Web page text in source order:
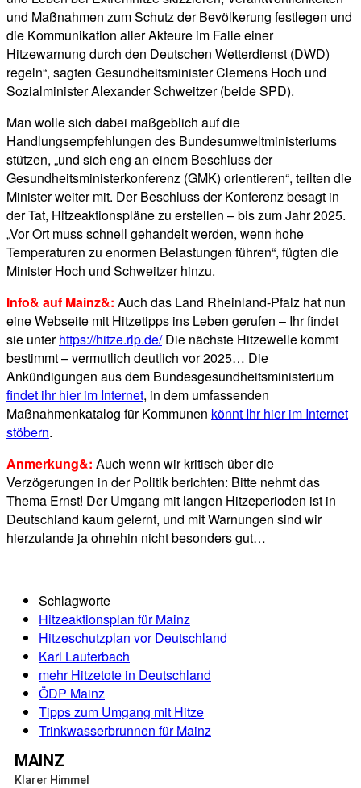
und Maßnahmen zum Schutz der Bevölkerung festlegen und
die Kommunikation aller Akteure im Falle einer
Hitzewarnung durch den Deutschen Wetterdienst (DWD)
regeln“, sagten Gesundheitsminister Clemens Hoch und
Sozialminister Alexander Schweitzer (beide SPD).
Man wolle sich dabei maßgeblich auf die
Handlungsempfehlungen des Bundesumweltministeriums
stützen, „und sich eng an einem Beschluss der
Gesundheitsministerkonferenz (GMK) orientieren“, teilten die
Minister weiter mit. Der Beschluss der Konferenz besagt in
der Tat, Hitzeaktionspläne zu erstellen – bis zum Jahr 2025.
„Vor Ort muss schnell gehandelt werden, wenn hohe
Temperaturen zu enormen Belastungen führen“, fügten die
Minister Hoch und Schweitzer hinzu.
Info& auf Mainz&: Auch das Land Rheinland-Pfalz hat nun
eine Webseite mit Hitzetipps ins Leben gerufen – Ihr findet
sie unterhttps://hitze.rlp.de/Die nächste Hitzewelle kommt
bestimmt – vermutlich deutlich vor 2025… Die
Ankündigungen aus dem Bundesgesundheitsministerium
findet ihr hier im Internet, in dem umfassenden
Maßnahmenkatalog für Kommunen könnt Ihr hier im Internet
stöbern.
Anmerkung&: Auch wenn wir kritisch über die
Verzögerungen in der Politik berichten: Bitte nehmt das
Thema Ernst! Der Umgang mit langen Hitzeperioden ist in
Deutschland kaum gelernt, und mit Warnungen sind wir
hierzulande ja ohnehin nicht besonders gut…
Schlagworte
Hitzeaktionsplan für Mainz
Hitzeschutzplan vor Deutschland
Karl Lauterbach
mehr Hitzetote in Deutschland
ÖDP Mainz
Tipps zum Umgang mit Hitze
Trinkwasserbrunnen für Mainz
MAINZ
Klarer Himmel